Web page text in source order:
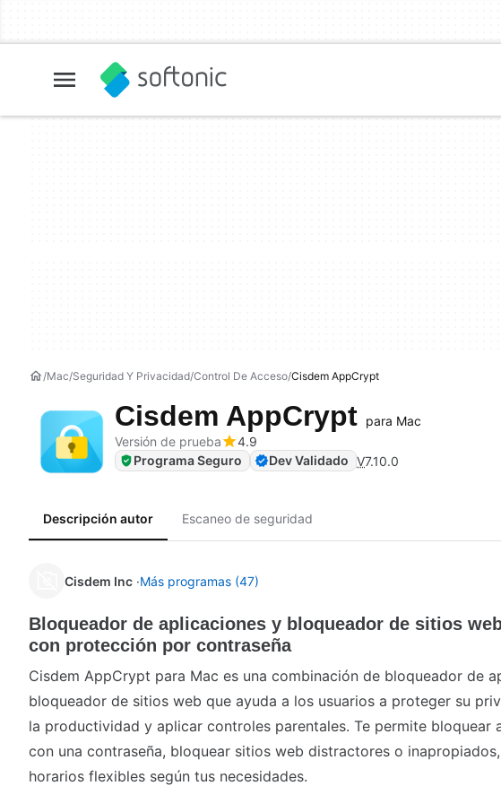
Mac Seguridad Y Privacidad Control De Acceso Cisdem AppCrypt
Cisdem AppCrypt para Mac
Versión de prueba
4.9
Programa Seguro
Dev Validado V7.10.0
Descripción autor Escaneo de seguridad
Cisdem Inc Más programas (47)
Bloqueador de aplicaciones y bloqueador de sitios
con protección por contraseña
Cisdem AppCrypt para Mac es una combinación de bloqueador de
bloqueador de sitios web que ayuda a los usuarios a proteger su
la productividad y aplicar controles parentales. Te permite bloquear
con una contraseña, bloquear sitios web distractores o
horarios flexibles según tus necesidades.